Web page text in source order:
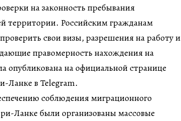
на законность пребывания
территории. Российским гражданам
свои визы, разрешения на работу и
правомерность нахождения на
опубликована на официальной странице
Ланке в Telegram.
соблюдения миграционного
Ланке были организованы массовые